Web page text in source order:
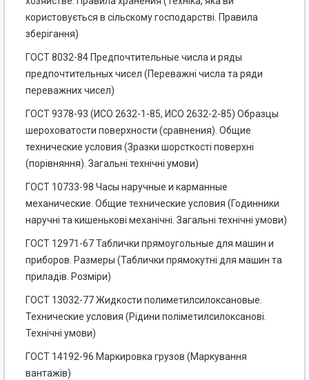
користовується в сільскому господарстві. Правила
зберігання)
ГОСТ 8032-84 Предпочтительные числа и ряды
предпочтительных чисел (Переважні числа та ряди
переважних чисел)
ГОСТ 9378-93 (ИСО 2632-1-85, ИСО 2632-2-85) Образцы
шероховатости поверхности (сравнения). Общие
технические условия (Зразки шорсткості поверхні
(порівняння). Загальні технічні умови)
ГОСТ 10733-98 Часы наручные и карманные
механические. Общие технические условия (Годинники
наручні та кишенькові механічні. Загальні технічні умови)
ГОСТ 12971-67 Таблички прямоугольные для машин и
приборов. Размеры (Таблички прямокутні для машин та
приладів. Розміри)
ГОСТ 13032-77 Жидкости полиметилсилоксановые.
Технические условия (Рідини поліметилсилоксанові.
Технічні умови)
ГОСТ 14192-96 Маркировка грузов (Маркування
вантажів)